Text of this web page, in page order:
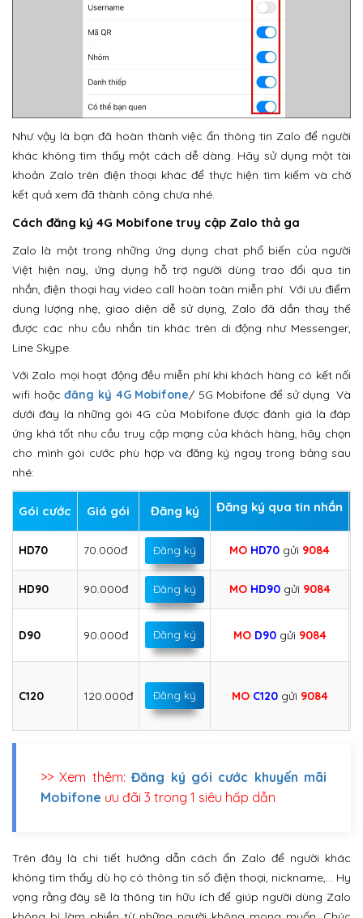
Như vậy là bạn đã hoàn thành việc ẩn thông tin Zalo để người
khác không tìm thấy một cách dễ dàng. Hãy sử dụng một tài
khoản Zalo trên điện thoại khác để thực hiện tìm kiếm và chờ
kết quả xem đã thành công chưa nhé.
Cách đăng ký 4G Mobifone truy cập Zalo thả ga
Zalo là một trong những ứng dụng chat phổ biến của người
Việt hiện nay, ứng dụng hỗ trợ người dùng trao đổi qua tin
nhắn, điện thoại hay video call hoàn toàn miễn phí. Với ưu điểm
dung lượng nhẹ, giao diện dễ sử dụng, Zalo đã dần thay thế
được các nhu cầu nhắn tin khác trên di động như Messenger,
Line Skype.
Với Zalo mọi hoạt động đều miễn phí khi khách hàng có kết nối
wifi hoặcđăng ký 4G Mobifone/ 5G Mobifone để sử dụng. Và
dưới đây là những gói 4G của Mobifone được đánh giá là đáp
ứng khá tốt nhu cầu truy cập mạng của khách hàng, hãy chọn
cho mình gói cước phù hợp và đăng ký ngay trong bảng sau
nhé:
Gói cước Giá gói Đăng ký Đăng ký qua tin nhắn
HD70 70.000đ Đăng ký MO HD70 gửi 9084
HD90 90.000đ Đăng ký MO HD90gửi 9084
D90 90.000đ Đăng ký MO D90gửi 9084
C120 120.000đ Đăng ký MO C120gửi 9084
>> Xem thêm:Đăng ký gói cước khuyến mãi
Mobifone ưu đãi 3 trong 1 siêu hấp dẫn
Trên đây là chi tiết hướng dẫn cách ẩn Zalo để người khác
không tìm thấy dù họ có thông tin số điện thoại, nickname,… Hy
vọng rằng đây sẽ là thông tin hữu ích để giúp người dùng Zalo